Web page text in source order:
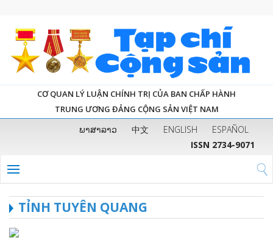
CƠ QUAN LÝ LUẬN CHÍNH TRỊ CỦA BAN CHẤP HÀNH
TRUNG ƯƠNG ĐẢNG CỘNG SẢN VIỆT NAM
ພາສາລາວ 中文 ENGLISH
ESPAÑOL
ISSN 2734-9071
TỈNH TUYÊN QUANG